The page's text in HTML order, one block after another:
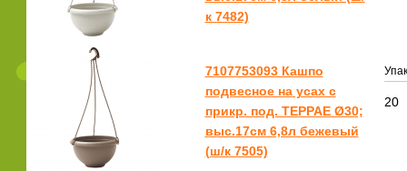
к 7482)
7107753093 Кашпо
подвесное на усах с
прикр. под. ТЕРРАЕ Ø30;
выс.17см 6,8л бежевый
(ш/к 7505)
20